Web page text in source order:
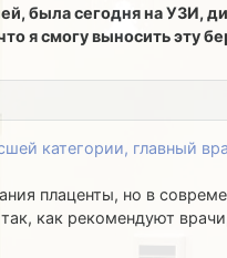
была сегодня на УЗИ,
я смогу выносить эту
категории, главный
плаценты, но в
как рекомендуют